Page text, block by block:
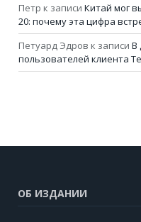
Петр к записи Китай мог
20: почему эта цифра
Петуард Эдров к записи В
пользователей клиента
ОБ ИЗДАНИИ